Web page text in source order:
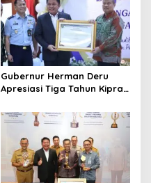
Perempuan
Gubernur Herman Deru
Apresiasi Tiga Tahun Kiprah
Pilar Keadilan Tata Usaha
Negara